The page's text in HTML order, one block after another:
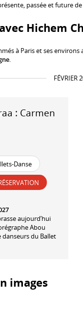
passée et future de
Hichem
à Paris et ses environs
.
FÉVRIER
: Carmen
Danse
aujourd’hui
Abou
danseurs du Ballet
images